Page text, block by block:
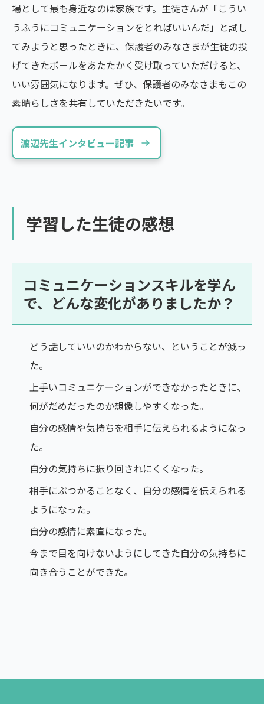
場として最も身近なのは家族です。生徒さんが「こうい
うふうにコミュニケーションをとればいいんだ」と試し
てみようと思ったときに、保護者のみなさまが生徒の投
げてきたボールをあたたかく受け取っていただけると、
いい雰囲気になります。ぜひ、保護者のみなさまもこの
素晴らしさを共有していただきたいです。
渡辺先生インタビュー記事
学習した生徒の感想
コミュニケーションスキルを学ん
で、どんな変化がありましたか？
どう話していいのかわからない、ということが減っ
た。
上手いコミュニケーションができなかったときに、
何がだめだったのか想像しやすくなった。
自分の感情や気持ちを相手に伝えられるようになっ
た。
自分の気持ちに振り回されにくくなった。
相手にぶつかることなく、自分の感情を伝えられる
ようになった。
自分の感情に素直になった。
今まで目を向けないようにしてきた自分の気持ちに
向き合うことができた。